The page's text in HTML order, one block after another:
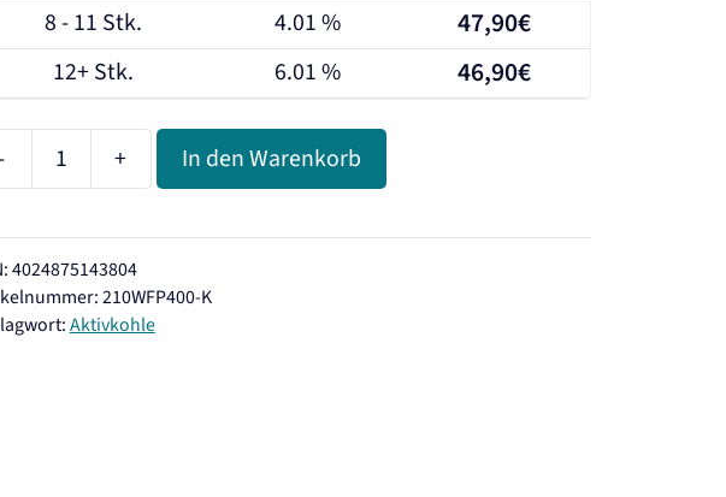
8 - 11 Stk. 4.01 % 47,90€
12+ Stk. 6.01 % 46,90€
+ In den Warenkorb
4024875143804
210WFP400-K
Aktivkohle